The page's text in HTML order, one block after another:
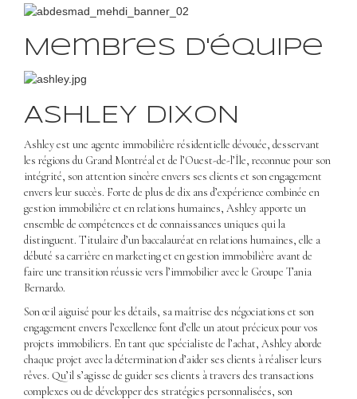
Membres d'équipe
ASHLEY DIXON
Ashley est une agente immobilière résidentielle dévouée, desservant
les régions du Grand Montréal et de l’Ouest-de-l’Île, reconnue pour son
intégrité, son attention sincère envers ses clients et son engagement
envers leur succès. Forte de plus de dix ans d’expérience combinée en
gestion immobilière et en relations humaines, Ashley apporte un
ensemble de compétences et de connaissances uniques qui la
distinguent. Titulaire d’un baccalauréat en relations humaines, elle a
débuté sa carrière en marketing et en gestion immobilière avant de
faire une transition réussie vers l’immobilier avec le Groupe Tania
Bernardo.
Son œil aiguisé pour les détails, sa maîtrise des négociations et son
engagement envers l’excellence font d’elle un atout précieux pour vos
projets immobiliers. En tant que spécialiste de l’achat, Ashley aborde
chaque projet avec la détermination d’aider ses clients à réaliser leurs
rêves. Qu’il s’agisse de guider ses clients à travers des transactions
complexes ou de développer des stratégies personnalisées, son